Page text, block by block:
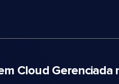
Cloud Gerenciada